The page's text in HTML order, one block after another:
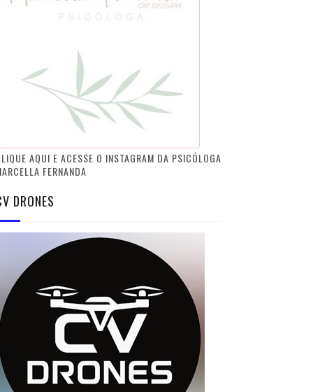
AQUI E ACESSE O INSTAGRAM DA PSICÓLOGA
FERNANDA
DRONES